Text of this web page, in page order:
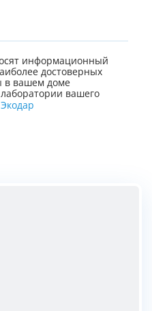
информационный
достоверных
в вашем доме
вашего